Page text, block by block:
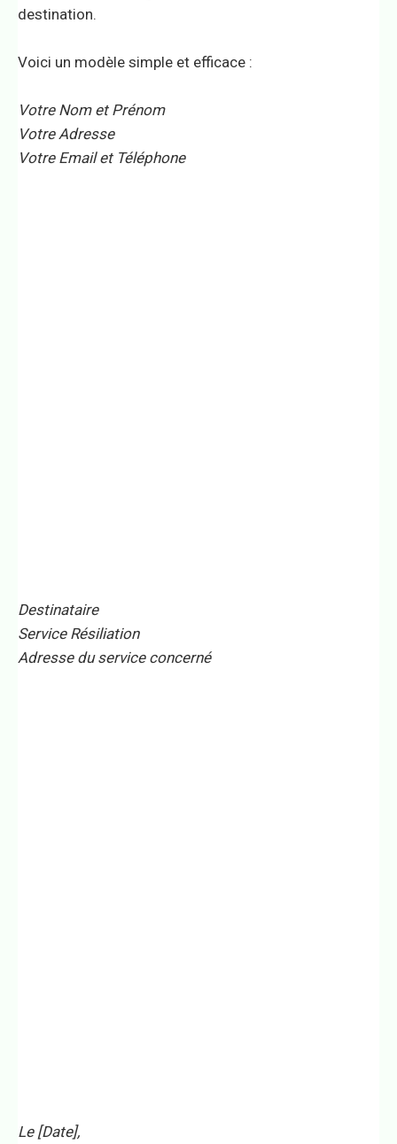
destination.
Voici un modèle simple et efficace :
Votre Nom et Prénom
Votre Adresse
Votre Email et Téléphone
Destinataire
Service Résiliation
Adresse du service concerné
Le [Date],